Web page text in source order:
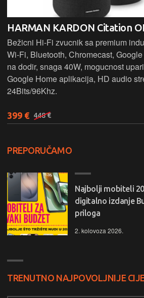
HARMAN KARDON Citation
Bežicni Hi-Fi zvucnik sa premium
Wi-Fi, Bluetooth, Chromecast,
na dodir, snaga 40W, mogucnost
Google Home aplikacija, HD audio
24Bits/96Khz.
399 € 448 €
PREPORUČAMO
Najbolji mobiteli
digitalno izdanje
priloga
2. kolovoza 2026.
TRENUTNO NAJPOVOLJNIJE